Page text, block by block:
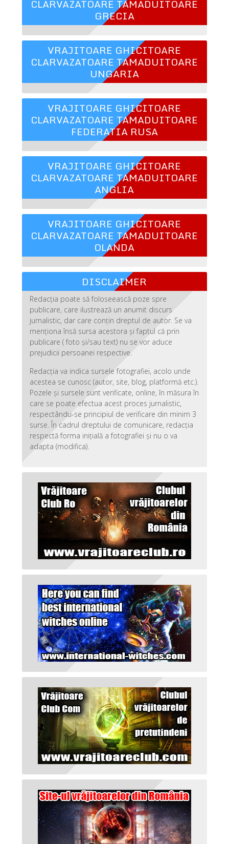
CLARVAZATOARE TAMADUITOARE
GRECIA
VRAJITOARE GHICITOARE
CLARVAZATOARE TAMADUITOARE
UNGARIA
VRAJITOARE GHICITOARE
CLARVAZATOARE TAMADUITOARE
FEDERATIA RUSA
VRAJITOARE GHICITOARE
CLARVAZATOARE TAMADUITOARE
ANGLIA
VRAJITOARE GHICITOARE
CLARVAZATOARE TAMADUITOARE
OLANDA
DISCLAIMER
Redacția poate să foloseească poze spre
publicare, care ilustrează un anumit discurs
jurnalistic, dar care conțin dreptul de autor. Se va
menționa însă sursa acestora și faptul că prin
publicare ( foto și/sau text) nu se vor aduce
prejudicii persoanei respective.
Redacția va indica sursele fotografiei, acolo unde
acestea se cunosc (autor, site, blog, platformă etc.).
Pozele și sursele sunt verificate, online, în măsura în
care se poate efectua acest proces jurnalistic,
respectându-se principiul de verificare din minim 3
surse. În cadrul dreptului de comunicare, redacția
respectă forma inițială a fotografiei și nu o va
adapta (modifica).